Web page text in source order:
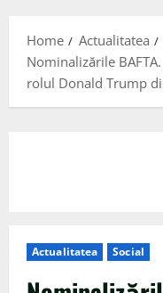
Home
Actualitatea
Nominalizările
rolul Donald Trump
Actualitatea Social